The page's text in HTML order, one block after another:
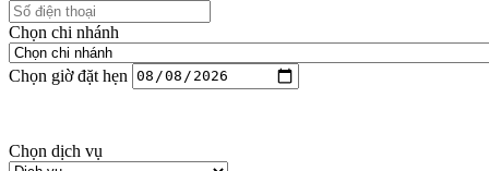
Chọn chi nhánh
Chọn giờ đặt hẹn
Chọn dịch vụ